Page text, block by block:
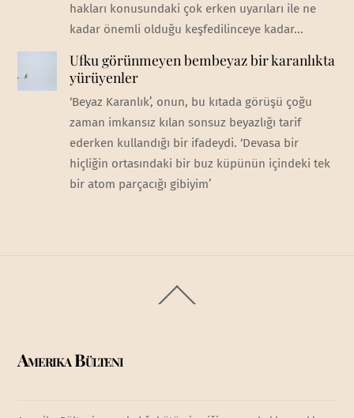
hakları konusundaki çok erken uyarıları ile ne
kadar önemli olduğu keşfedilinceye kadar...
Ufku görünmeyen bembeyaz bir karanlıkta
yürüyenler
‘Beyaz Karanlık’, onun, bu kıtada görüşü çoğu
zaman imkansız kılan sonsuz beyazlığı tarif
ederken kullandığı bir ifadeydi. ‘Devasa bir
hiçliğin ortasındaki bir buz küpünün içindeki tek
bir atom parçacığı gibiyim’
To
Amerika Bülteni